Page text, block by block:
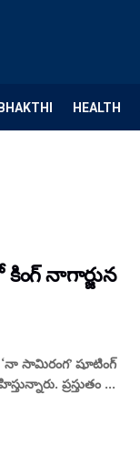
HEALTH
నాగార్జున
సామిరంగ’ షూటింగ్
ప్రస్తుతం ...